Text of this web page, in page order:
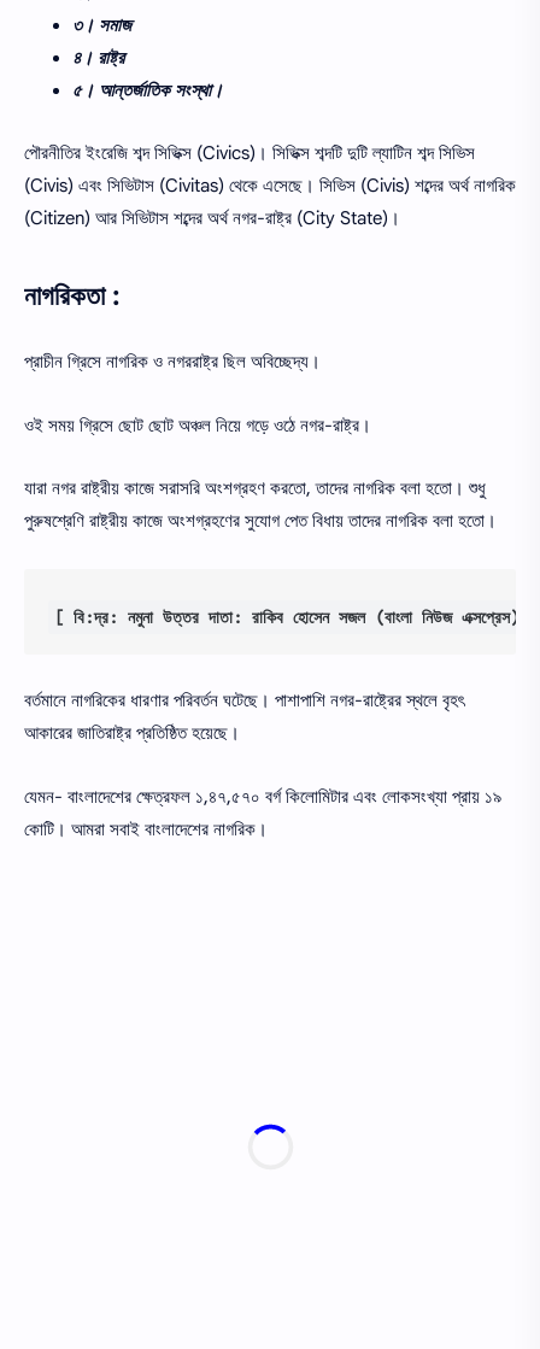
৩। সমাজ
৪। রাষ্ট্র
৫। আন্তর্জাতিক সংস্থা।
পৌরনীতির ইংরেজি শব্দ সিভিক্স (Civics)। সিভিক্স শব্দটি দুটি ল্যাটিন শব্দ সিভিস
(Civis) এবং সিভিটাস (Civitas) থেকে এসেছে। সিভিস (Civis) শব্দের অর্থ নাগরিক
(Citizen) আর সিভিটাস শব্দের অর্থ নগর-রাষ্ট্র (City State)।
নাগরিকতা :
প্রাচীন গ্রিসে নাগরিক ও নগররাষ্ট্র ছিল অবিচ্ছেদ্য।
ওই সময় গ্রিসে ছোট ছোট অঞ্চল নিয়ে গড়ে ওঠে নগর-রাষ্ট্র।
যারা নগর রাষ্ট্রীয় কাজে সরাসরি অংশগ্রহণ করতো, তাদের নাগরিক বলা হতো। শুধু
পুরুষশ্রেণি রাষ্ট্রীয় কাজে অংশগ্রহণের সুযোগ পেত বিধায় তাদের নাগরিক বলা হতো।
[ বি:দ্র: নমুনা উত্তর দাতা: রাকিব হোসেন সজল (বাংলা নিউজ এক্সপ্রেস)]
বর্তমানে নাগরিকের ধারণার পরিবর্তন ঘটেছে। পাশাপাশি নগর-রাষ্ট্রের স্থলে বৃহৎ
আকারের জাতিরাষ্ট্র প্রতিষ্ঠিত হয়েছে।
যেমন- বাংলাদেশের ক্ষেত্রফল ১,৪৭,৫৭০ বর্গ কিলোমিটার এবং লোকসংখ্যা প্রায় ১৯
কোটি। আমরা সবাই বাংলাদেশের নাগরিক।